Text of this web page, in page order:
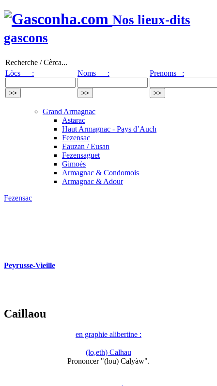
Nos lieux-dits
gascons
Recherche / Cèrca...
Lòcs :
Noms : Prenoms :
Grand Armagnac
Astarac
Haut Armagnac - Pays d’Auch
Fezensac
Eauzan / Eusan
Fezensaguet
Gimoès
Armagnac & Condomois
Armagnac & Adour
Fezensac
Peyrusse-Vieille
Caillaou
en graphie alibertine :
(lo,eth) Calhau
Prononcer "(lou) Calyàw".